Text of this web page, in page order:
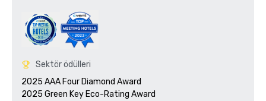
Sektör ödülleri
2025 AAA Four Diamond Award
2025 Green Key Eco-Rating Award